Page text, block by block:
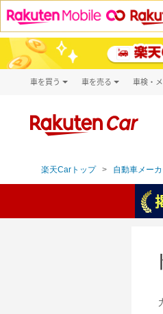
車を買う
新車
車を売る 車検・
楽天Carトップ 自動車メー